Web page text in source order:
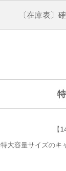
〔在庫表〕
【
特大容量サイズのキ